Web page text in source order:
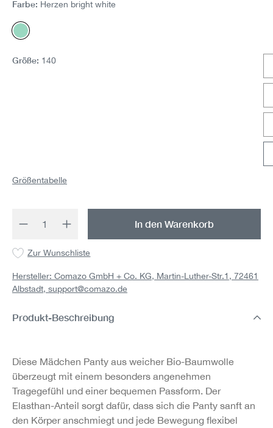
Farbe: Herzen bright white
Herzen bright white
Größe: 140
Größentabelle
Produkt Anzahl: Gib den gewünschten
In den Warenkorb
Zur Wunschliste
Hersteller: Comazo GmbH + Co. KG, Martin-Luther-Str.1, 72461
Albstadt, support@comazo.de
Produkt-Beschreibung
Diese Mädchen Panty aus weicher Bio-Baumwolle
überzeugt mit einem besonders angenehmen
Tragegefühl und einer bequemen Passform. Der
Elasthan-Anteil sorgt dafür, dass sich die Panty sanft an
den Körper anschmiegt und jede Bewegung flexibel